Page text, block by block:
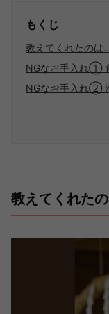
もくじ
教えてくれたのは
NGなお手入れ①
NGなお手入れ②
教えてくれた